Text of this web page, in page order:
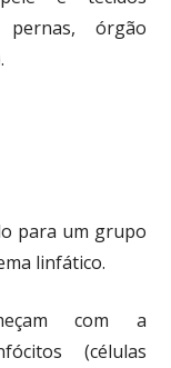
pernas, órgão
para um grupo
linfático.
com a
(células